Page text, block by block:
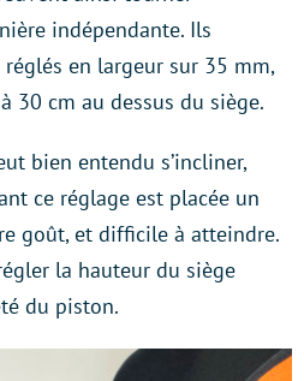
indépendante. Ils
en largeur sur 35 mm,
30 cm au dessus du siège.
bien entendu s’incliner,
ce réglage est placée un
goût, et difficile à atteindre.
la hauteur du siège
du piston.